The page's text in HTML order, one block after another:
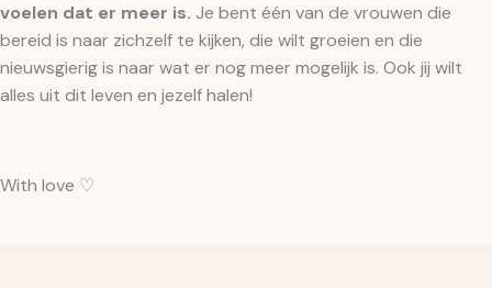
voelen dat er meer is. Je bent één van de vrouwen die
bereid is naar zichzelf te kijken, die wilt groeien en die
nieuwsgierig is naar wat er nog meer mogelijk is. Ook jij wilt
alles uit dit leven en jezelf halen!
With love ♡